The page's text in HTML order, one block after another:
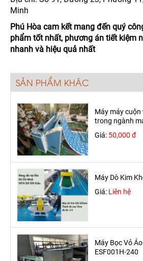
Minh
Phú Hòa cam kết mang đến quý
phẩm tốt nhất, phương án tiết kiệm
nhanh và hiệu quả nhất
SẢN PHẨM KHÁC
Máy máy
trong ngành
Giá: 50,000 đ
Máy Dò Kim
Giá: Liên hệ
Máy Bọc Vỏ
ESF001H-240